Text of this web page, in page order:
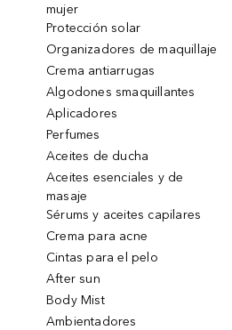
mujer
Protección solar
Organizadores de maquillaje
Crema antiarrugas
Algodones smaquillantes
Aplicadores
Perfumes
Aceites de ducha
Aceites esenciales y de
masaje
Sérums y aceites capilares
Crema para acne
Cintas para el pelo
After sun
Body Mist
Ambientadores